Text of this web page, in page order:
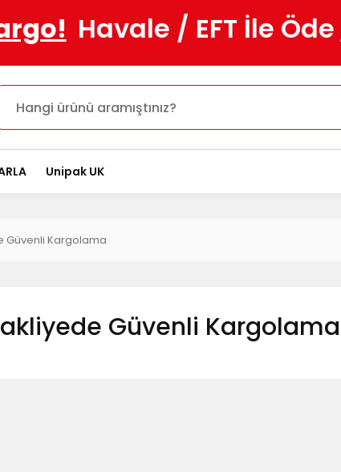
Havale / EFT İle Öde
Unipak UK
Güvenli Kargolama
Güvenli Kargolama